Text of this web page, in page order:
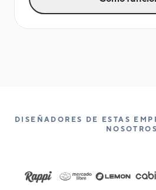
DISEÑADORES DE ESTAS
NOSOTROS